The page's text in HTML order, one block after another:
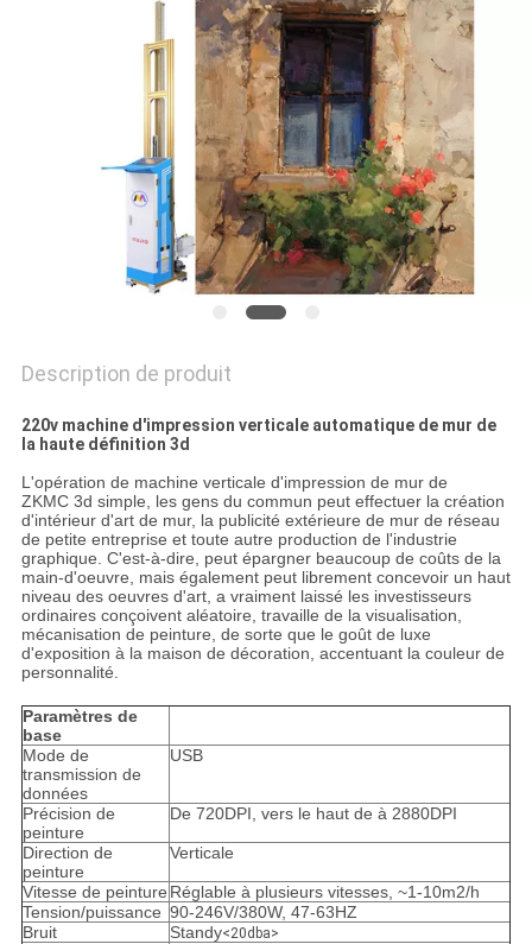
PRIVACY
Description de produit
220v machine d'impression verticale automatique de mur de
la haute définition 3d
L'opération de machine verticale d'impression de mur de
ZKMC 3d simple, les gens du commun peut effectuer la création
d'intérieur d'art de mur, la publicité extérieure de mur de réseau
de petite entreprise et toute autre production de l'industrie
graphique. C'est-à-dire, peut épargner beaucoup de coûts de la
main-d'oeuvre, mais également peut librement concevoir un haut
niveau des oeuvres d'art, a vraiment laissé les investisseurs
ordinaires conçoivent aléatoire, travaille de la visualisation,
mécanisation de peinture, de sorte que le goût de luxe
d'exposition à la maison de décoration, accentuant la couleur de
personnalité.
Paramètres de
base
Mode de
transmission de
données
USB
Précision de
peinture
De 720DPI, vers le haut de à 2880DPI
Direction de
peinture
Verticale
Vitesse de peinture Réglable à plusieurs vitesses, ~1-10m2/h
Tension/puissance 90-246V/380W, 47-63HZ
Bruit
Standy<20dba>